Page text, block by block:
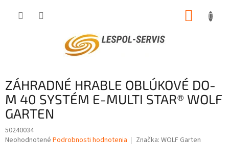
ZÁHRADNÉ HRABLE OBLÚKOVÉ DO-
M 40 SYSTÉM E-MULTI STAR® WOLF
GARTEN
50240034
Priemerné
Neohodnotené Podrobnosti hodnotenia Značka: WOLF Garten